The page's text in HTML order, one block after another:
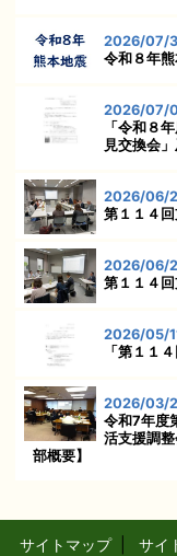
2026/07/
令和８年
2026/07/
「令和８
見交換会
2026/06/
第１１４回
2026/06/
第１１４回
2026/05/
「第１１
2026/03/
令和7年度
活支援調
部概要】
サイトマップ サイ